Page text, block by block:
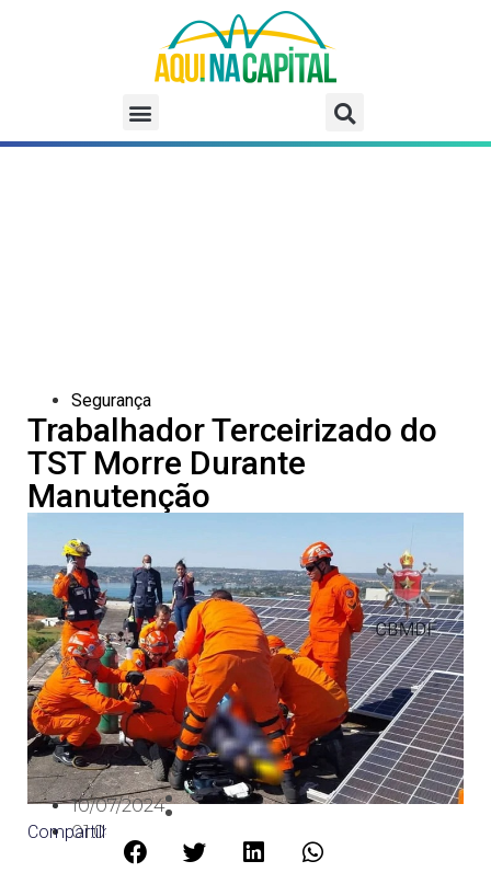
Segurança
Trabalhador Terceirizado do
TST Morre Durante
Manutenção
10/07/2024
01:04
Compartilhe: